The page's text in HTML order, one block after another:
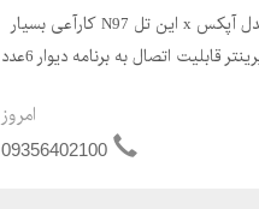
تجهیزات الکترونیک صندوق فروشگاهی صندوق فروشگاهی مدل آپکس x این تل N97 کارآعی بسیار
قوی وهوشمند قابلیت اتصال به کشو پول بارکد خوان فیش پرینتر قابلیت اتصال به برنامه دیوار 6عدد
امروز
09356402100